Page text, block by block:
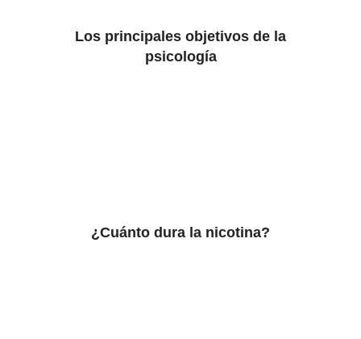
Los principales objetivos de la
psicología
¿Cuánto dura la nicotina?